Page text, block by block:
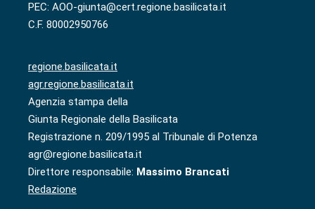
PEC: AOO-giunta@cert.regione.basilicata.it
C.F. 80002950766
regione.basilicata.it
agr.regione.basilicata.it
Agenzia stampa della
Giunta Regionale della Basilicata
Registrazione n. 209/1995 al Tribunale di Potenza
agr@regione.basilicata.it
Direttore responsabile: Massimo Brancati
Redazione